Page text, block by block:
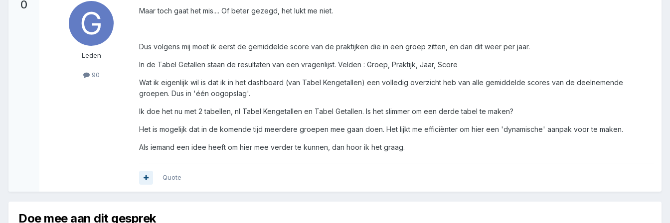
0
Leden
90
Maar toch gaat het mis.... Of beter gezegd, het lukt me niet.
Dus volgens mij moet ik eerst de gemiddelde score van de praktijken die in een groep zitten, en dan dit weer per jaar.
In de Tabel Getallen staan de resultaten van een vragenlijst. Velden : Groep, Praktijk, Jaar, Score
Wat ik eigenlijk wil is dat ik in het dashboard (van Tabel Kengetallen) een volledig overzicht heb van alle gemiddelde scores van de deelnemende
groepen. Dus in 'één oogopslag'.
Ik doe het nu met 2 tabellen, nl Tabel Kengetallen en Tabel Getallen. Is het slimmer om een derde tabel te maken?
Het is mogelijk dat in de komende tijd meerdere groepen mee gaan doen. Het lijkt me efficiënter om hier een 'dynamische' aanpak voor te maken.
Als iemand een idee heeft om hier mee verder te kunnen, dan hoor ik het graag.
Quote
Doe mee aan dit gesprek